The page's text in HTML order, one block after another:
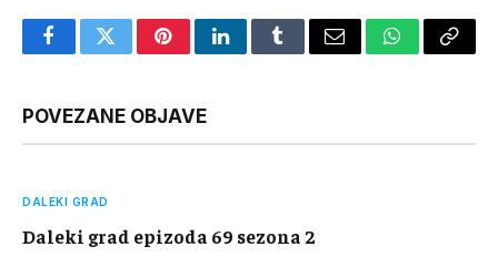
FacebookTwitterPinterestLinkedInTumblrEmail WhatsApp
Copy
POVEZANE OBJAVE
DALEKI GRAD
Daleki grad epizoda 69 sezona 2